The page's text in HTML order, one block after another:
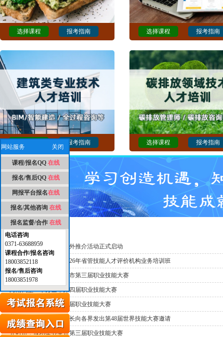
选择课程 报考指南 选择课程 报考指南
选择课程 报考指南 选择课程 报考指南
热点要闻
第48届世界技能大赛海外推介活动正式启动
河南省评价中心举办2026年省管技能人才评价机构业务培训班
河南开封：成功举办全市第三届职业技能大赛
河南鹤壁：举办全市第四届职业技能大赛
鹤壁市：举办全市第四届职业技能大赛
人力资源社会保障部部长向各界发出第48届世界技能大赛邀请
开封市：成功举办全市第三届职业技能大赛
网站服务 关闭
课程/报名QQ 在线
报名/售后QQ 在线
网报平台报名在线
报名/其他咨询 在线
报名监督/合作 在线
电话咨询
0371-63688959
课程合作/报名咨询
18003852118
报名/售后咨询
18003851978